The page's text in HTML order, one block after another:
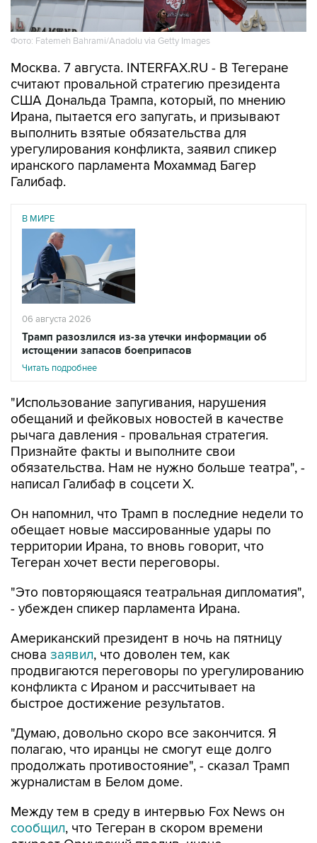
Фото: Fatemeh Bahrami/Anadolu via Getty Images
Москва. 7 августа. INTERFAX.RU - В Тегеране
считают провальной стратегию президента
США Дональда Трампа, который, по мнению
Ирана, пытается его запугать, и призывают
выполнить взятые обязательства для
урегулирования конфликта, заявил спикер
иранского парламента Мохаммад Багер
Галибаф.
В МИРЕ
06 августа 2026
Трамп разозлился из-за утечки информации об
истощении запасов боеприпасов
Читать подробнее
"Использование запугивания, нарушения
обещаний и фейковых новостей в качестве
рычага давления - провальная стратегия.
Признайте факты и выполните свои
обязательства. Нам не нужно больше театра", -
написал Галибаф в соцсети X.
Он напомнил, что Трамп в последние недели то
обещает новые массированные удары по
территории Ирана, то вновь говорит, что
Тегеран хочет вести переговоры.
"Это повторяющаяся театральная дипломатия",
- убежден спикер парламента Ирана.
Американский президент в ночь на пятницу
снова заявил, что доволен тем, как
продвигаются переговоры по урегулированию
конфликта с Ираном и рассчитывает на
быстрое достижение результатов.
"Думаю, довольно скоро все закончится. Я
полагаю, что иранцы не смогут еще долго
продолжать противостояние", - сказал Трамп
журналистам в Белом доме.
Между тем в среду в интервью Fox News он
сообщил, что Тегеран в скором времени